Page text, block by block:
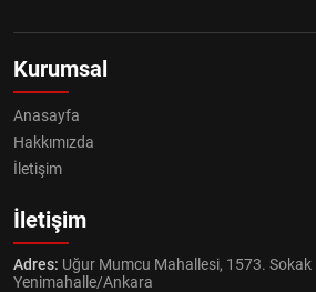
Kurumsal
Anasayfa
Hakkımızda
İletişim
İletişim
Adres: Uğur Mumcu Mahallesi, 1573. Sokak
Yenimahalle/Ankara